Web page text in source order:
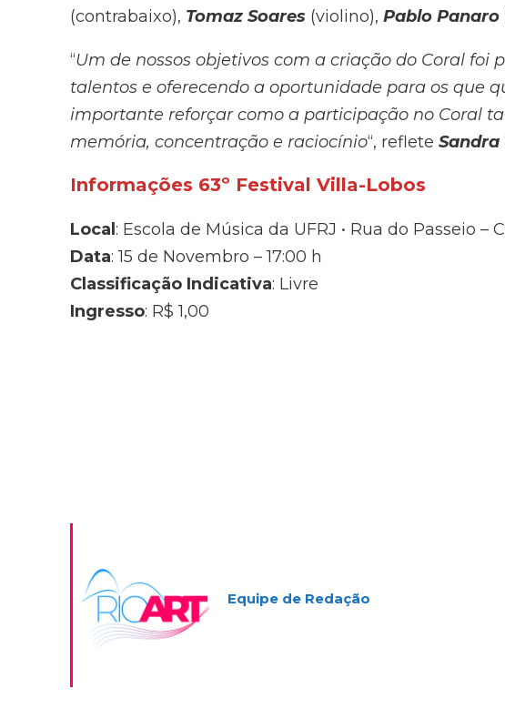
(contrabaixo), Tomaz Soares (violino), Pablo Panaro
“Um de nossos objetivos com a criação do Coral foi
talentos e oferecendo a oportunidade para os que
importante reforçar como a participação no Coral
memória, concentração e raciocínio“, reflete Sandra
Informações 63º Festival Villa-Lobos
Local: Escola de Música da UFRJ • Rua do Passeio –
Data: 15 de Novembro – 17:00 h
Classificação Indicativa: Livre
Ingresso: R$ 1,00
Equipe de Redação